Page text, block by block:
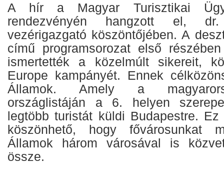
A hír a Magyar Turisztikai
rendezvényén hangzott el,
vezérigazgató köszöntőjében. A
című programsorozat első
ismertették a közelmúlt sikereit,
Europe kampányét. Ennek
Államok. Amely a
országlistáján a 6. helyen
legtöbb turistát küldi Budapestre.
köszönhető, hogy fővárosunkat
Államok három városával is
össze.